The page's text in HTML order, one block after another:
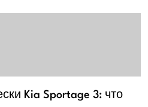
Kia Sportage 3: что